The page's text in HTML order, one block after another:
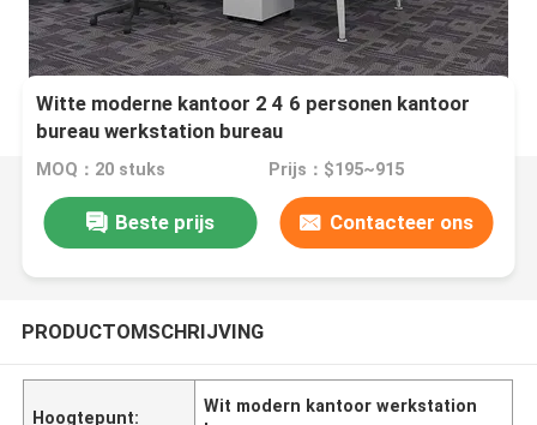
Witte moderne kantoor 2 4 6 personen kantoor
bureau werkstation bureau
MOQ：20 stuks Prijs：$195~915
Beste prijs Contacteer ons
PRODUCTOMSCHRIJVING
Hoogtepunt:
Wit modern kantoor werkstation